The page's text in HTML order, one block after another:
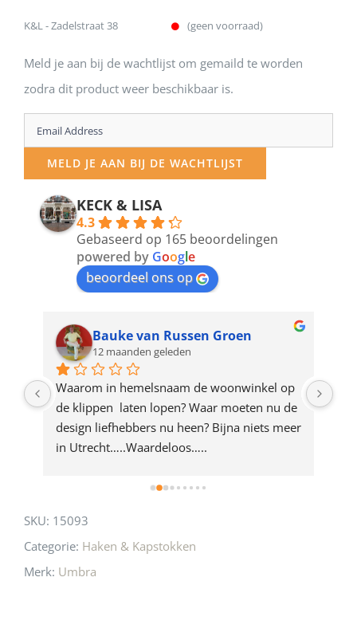
K&L - Zadelstraat 38 (geen voorraad)
Meld je aan bij de wachtlijst om gemaild te worden
zodra dit product weer beschikbaar is.
Enter
your
email
address
product
MELD JE AAN BIJ DE WACHTLIJST
KECK & LISA
4.3
Gebaseerd op 165 beoordelingen
powered by Google
beoordeel ons op
Bauke van Russen Groen
12 maanden geleden
Waarom in hemelsnaam de woonwinkel op
de klippen  laten lopen? Waar moeten nu de
design liefhebbers nu heen? Bijna niets meer
in Utrecht…..Waardeloos…..
SKU: 15093
Categorie: Haken & Kapstokken
Merk: Umbra